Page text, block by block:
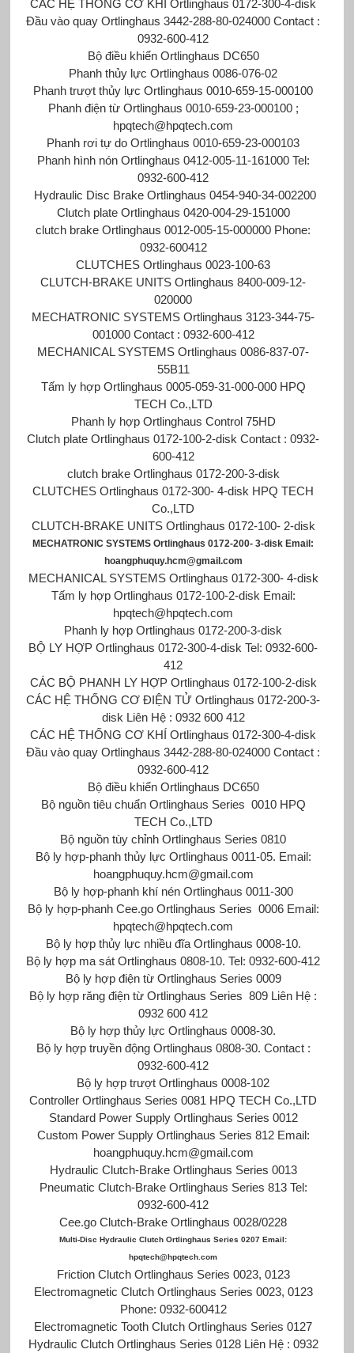
CÁC HỆ THỐNG CƠ KHÍ Ortlinghaus 0172-300-4-disk
Đầu vào quay Ortlinghaus 3442-288-80-024000 Contact :
0932-600-412
Bộ điều khiển Ortlinghaus DC650
Phanh thủy lực Ortlinghaus 0086-076-02
Phanh trượt thủy lực Ortlinghaus 0010-659-15-000100
Phanh điện từ Ortlinghaus 0010-659-23-000100 ;
hpqtech@hpqtech.com
Phanh rơi tự do Ortlinghaus 0010-659-23-000103
Phanh hình nón Ortlinghaus 0412-005-11-161000 Tel:
0932-600-412
Hydraulic Disc Brake Ortlinghaus 0454-940-34-002200
Clutch plate Ortlinghaus 0420-004-29-151000
clutch brake Ortlinghaus 0012-005-15-000000 Phone:
0932-600412
CLUTCHES Ortlinghaus 0023-100-63
CLUTCH-BRAKE UNITS Ortlinghaus 8400-009-12-
020000
MECHATRONIC SYSTEMS Ortlinghaus 3123-344-75-
001000 Contact : 0932-600-412
MECHANICAL SYSTEMS Ortlinghaus 0086-837-07-
55B11
Tấm ly hợp Ortlinghaus 0005-059-31-000-000 HPQ
TECH Co.,LTD
Phanh ly hợp Ortlinghaus Control 75HD
Clutch plate Ortlinghaus 0172-100-2-disk Contact : 0932-
600-412
clutch brake Ortlinghaus 0172-200-3-disk
CLUTCHES Ortlinghaus 0172-300- 4-disk HPQ TECH
Co.,LTD
CLUTCH-BRAKE UNITS Ortlinghaus 0172-100- 2-disk
MECHATRONIC SYSTEMS Ortlinghaus 0172-200- 3-disk Email:
hoangphuquy.hcm@gmail.com
MECHANICAL SYSTEMS Ortlinghaus 0172-300- 4-disk
Tấm ly hợp Ortlinghaus 0172-100-2-disk Email:
hpqtech@hpqtech.com
Phanh ly hợp Ortlinghaus 0172-200-3-disk
BỘ LY HỢP Ortlinghaus 0172-300-4-disk Tel: 0932-600-
412
CÁC BỘ PHANH LY HỢP Ortlinghaus 0172-100-2-disk
CÁC HỆ THỐNG CƠ ĐIỆN TỬ Ortlinghaus 0172-200-3-
disk Liên Hệ : 0932 600 412
CÁC HỆ THỐNG CƠ KHÍ Ortlinghaus 0172-300-4-disk
Đầu vào quay Ortlinghaus 3442-288-80-024000 Contact :
0932-600-412
Bộ điều khiển Ortlinghaus DC650
Bộ nguồn tiêu chuẩn Ortlinghaus Series 0010 HPQ
TECH Co.,LTD
Bộ nguồn tùy chỉnh Ortlinghaus Series 0810
Bộ ly hợp-phanh thủy lực Ortlinghaus 0011-05. Email:
hoangphuquy.hcm@gmail.com
Bộ ly hợp-phanh khí nén Ortlinghaus 0011-300
Bộ ly hợp-phanh Cee.go Ortlinghaus Series 0006 Email:
hpqtech@hpqtech.com
Bộ ly hợp thủy lực nhiều đĩa Ortlinghaus 0008-10.
Bộ ly hợp ma sát Ortlinghaus 0808-10. Tel: 0932-600-412
Bộ ly hợp điện từ Ortlinghaus Series 0009
Bộ ly hợp răng điện từ Ortlinghaus Series 809 Liên Hệ :
0932 600 412
Bộ ly hợp thủy lực Ortlinghaus 0008-30.
Bộ ly hợp truyền động Ortlinghaus 0808-30. Contact :
0932-600-412
Bộ ly hợp trượt Ortlinghaus 0008-102
Controller Ortlinghaus Series 0081 HPQ TECH Co.,LTD
Standard Power Supply Ortlinghaus Series 0012
Custom Power Supply Ortlinghaus Series 812 Email:
hoangphuquy.hcm@gmail.com
Hydraulic Clutch-Brake Ortlinghaus Series 0013
Pneumatic Clutch-Brake Ortlinghaus Series 813 Tel:
0932-600-412
Cee.go Clutch-Brake Ortlinghaus 0028/0228
Multi-Disc Hydraulic Clutch Ortlinghaus Series 0207 Email:
hpqtech@hpqtech.com
Friction Clutch Ortlinghaus Series 0023, 0123
Electromagnetic Clutch Ortlinghaus Series 0023, 0123
Phone: 0932-600412
Electromagnetic Tooth Clutch Ortlinghaus Series 0127
Hydraulic Clutch Ortlinghaus Series 0128 Liên Hệ : 0932